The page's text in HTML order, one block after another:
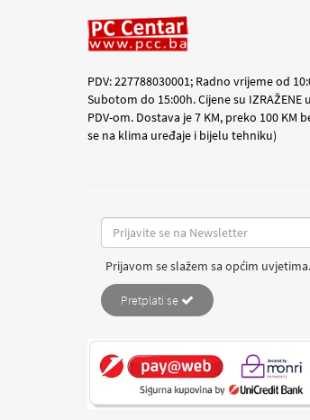
PDV: 227788030001; Radno vrijeme od
Subotom do 15:00h. Cijene su IZRAŽENE
PDV-om. Dostava je 7 KM, preko 100 KM
se na klima uređaje i bijelu tehniku)
Prijavom se slažem sa općim uvjetima.
Pretplati se